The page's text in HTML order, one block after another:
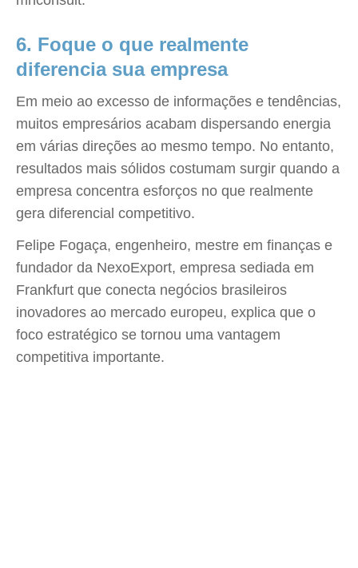
6. Foque o que realmente
diferencia sua empresa
Em meio ao excesso de informações e tendências,
muitos empresários acabam dispersando energia
em várias direções ao mesmo tempo. No entanto,
resultados mais sólidos costumam surgir quando a
empresa concentra esforços no que realmente
gera diferencial competitivo.
Felipe Fogaça, engenheiro, mestre em finanças e
fundador da NexoExport, empresa sediada em
Frankfurt que conecta negócios brasileiros
inovadores ao mercado europeu, explica que o
foco estratégico se tornou uma vantagem
competitiva importante.